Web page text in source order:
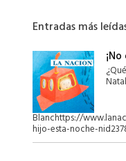
Entradas más
Blanchttps://
hijo-esta-noche-